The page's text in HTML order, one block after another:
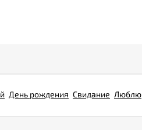
День рождения Свидание Люблю